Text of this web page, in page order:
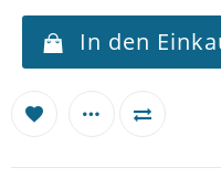
In den